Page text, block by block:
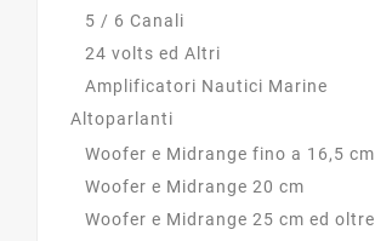
5 / 6 Canali
24 volts ed Altri
Amplificatori Nautici Marine
Altoparlanti
Woofer e Midrange fino a 16,5 cm
Woofer e Midrange 20 cm
Woofer e Midrange 25 cm ed oltre